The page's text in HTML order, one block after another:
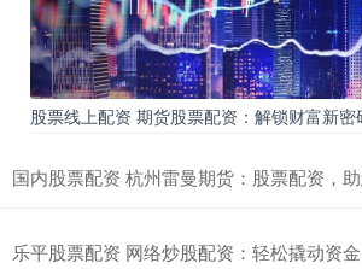
股票线上配资 期货股票配资：解锁财富新
国内股票配资 杭州雷曼期货：股票配资，
乐平股票配资 网络炒股配资：轻松撬动资